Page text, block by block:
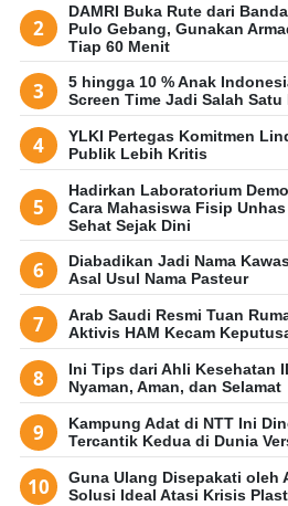
DAMRI Buka Rute dari
Pulo Gebang, Gunakan
Tiap 60 Menit
5 hingga 10 % Anak
Screen Time Jadi Salah Satu
YLKI Pertegas Komitmen
Publik Lebih Kritis
Hadirkan Laboratorium
Cara Mahasiswa Fisip
Sehat Sejak Dini
Diabadikan Jadi Nama
Asal Usul Nama Pasteur
Arab Saudi Resmi Tuan
Aktivis HAM Kecam
Ini Tips dari Ahli Kesehatan
Nyaman, Aman, dan Selamat
Kampung Adat di NTT Ini
Tercantik Kedua di Dunia
Guna Ulang Disepakati oleh
Solusi Ideal Atasi Krisis